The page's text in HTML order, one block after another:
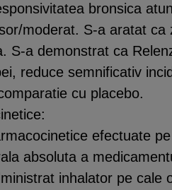
bronsica
moderat. S-a aratat ca
S-a demonstrat ca
reduce semnificativ
cu placebo.
efectuate
absoluta a
inhalator pe cale